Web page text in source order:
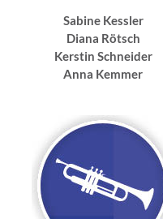
Sabine Kessler
Diana Rötsch
Kerstin Schneider
Anna Kemmer